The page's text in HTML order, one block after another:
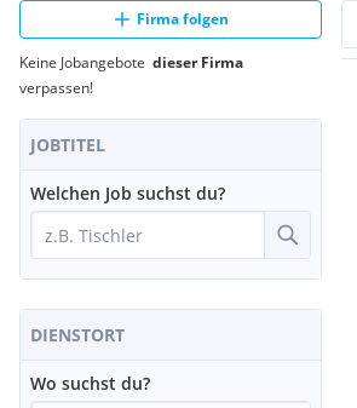
Firma folgen
Keine Jobangebote dieser Firma
verpassen!
JOBTITEL
Welchen Job suchst du?
DIENSTORT
Wo suchst du?